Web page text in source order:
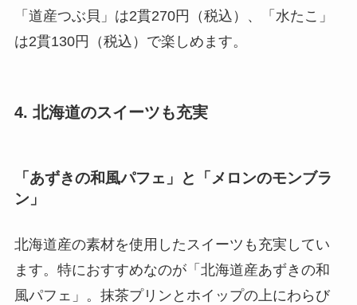
「道産つぶ貝」は2貫270円（税込）、「水たこ」
は2貫130円（税込）で楽しめます。
4. 北海道のスイーツも充実
「あずきの和風パフェ」と「メロンのモンブラ
ン」
北海道産の素材を使用したスイーツも充実してい
ます。特におすすめなのが「北海道産あずきの和
風パフェ」。抹茶プリンとホイップの上にわらび